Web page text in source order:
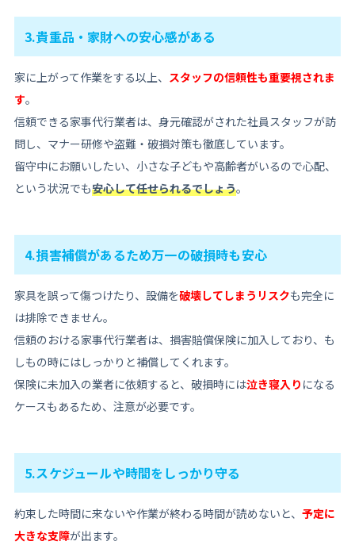
3.貴重品・家財への安心感がある
家に上がって作業をする以上、 スタッフの信頼性も重要視されま
す。
信頼できる家事代行業者は、身元確認がされた社員スタッフが訪
問し、マナー研修や盗難・破損対策も徹底しています。
留守中にお願いしたい、小さな子どもや高齢者がいるので心配、
という状況でも安心して任せられるでしょう。
4.損害補償があるため万一の破損時も安心
家具を誤って傷つけたり、設備を破壊してしまうリスクも完全に
は排除できません。
信頼のおける家事代行業者は、損害賠償保険に加入しており、も
しもの時にはしっかりと補償してくれます。
保険に未加入の業者に依頼すると、破損時には泣き寝入り になる
ケースもあるため、注意が必要です。
5.スケジュールや時間をしっかり守る
約束した時間に来ないや作業が終わる時間が読めないと、 予定に
大きな支障が出ます。